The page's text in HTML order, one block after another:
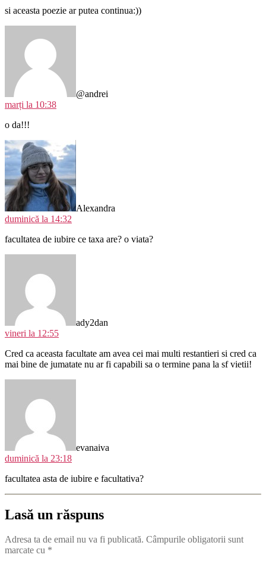
si aceasta poezie ar putea continua:))
@andrei
marți la 10:38
o da!!!
Alexandra
duminică la 14:32
facultatea de iubire ce taxa are? o viata?
ady2dan
vineri la 12:55
Cred ca aceasta facultate am avea cei mai multi restantieri si cred ca
mai bine de jumatate nu ar fi capabili sa o termine pana la sf vietii!
evanaiva
duminică la 23:18
facultatea asta de iubire e facultativa?
Lasă un răspuns
Adresa ta de email nu va fi publicată. Câmpurile obligatorii sunt
marcate cu *